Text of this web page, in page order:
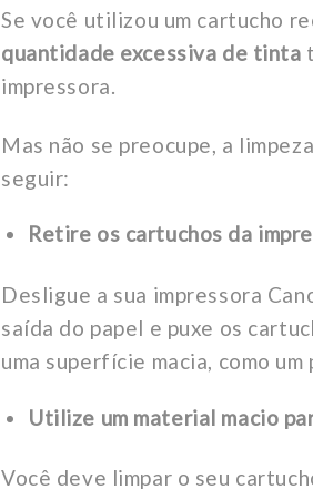
Se você utilizou um cartucho
quantidade excessiva de tinta
impressora.
Mas não se preocupe, a
seguir:
Retire os cartuchos da
Desligue a sua impressora
saída do papel e puxe os
uma superfície macia, como
Utilize um material macio
Você deve limpar o seu